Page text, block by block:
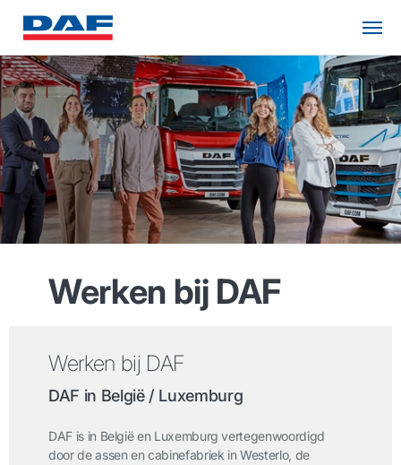
Werken bij DAF
Werken bij DAF
DAF in België / Luxemburg
DAF is in België en Luxemburg vertegenwoordigd
door de assen en cabinefabriek in Westerlo, de